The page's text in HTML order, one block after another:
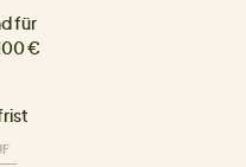
für
€